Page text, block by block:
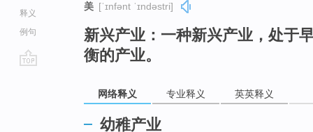
释义
例句
美 [ˈɪnfənt ˈɪndəstri]
新兴产业：一种新兴产业，处于
衡的产业。
网络释义 专业释义 英英释义
幼稚产业